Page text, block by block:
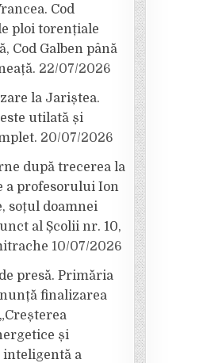
Cod
ploi torențiale
Cod Galben până
22/07/2026
la Jariștea.
utilată și
20/07/2026
după trecerea la
a profesorului Ion
soțul doamnei
al Școlii nr. 10,
10/07/2026
presă. Primăria
finalizarea
și
inteligentă a